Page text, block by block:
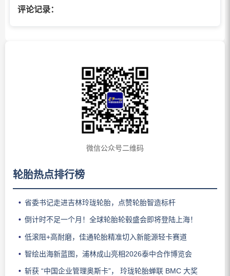
评论记录：
微信公众号二维码
轮胎热点排行榜
省委书记走进吉林玲珑轮胎，点赞轮胎智造标杆
倒计时不足一个月！全球轮胎轮毂盛会即将登陆上海！
低滚阻+高耐磨，佳通轮胎精准切入新能源轻卡赛道
智绘出海新蓝图，浦林成山亮相2026泰中合作博览会
斩获 “中国企业管理奥斯卡”， 玲珑轮胎蝉联 BMC 大奖